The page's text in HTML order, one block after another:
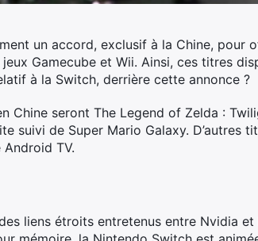
un accord, exclusif à la Chine, pour
Gamecube et Wii. Ainsi, ces titres
à la Switch, derrière cette annonce ?
Chine seront The Legend of Zelda :
suivi de Super Mario Galaxy. D’autres
TV.
liens étroits entretenus entre Nvidia